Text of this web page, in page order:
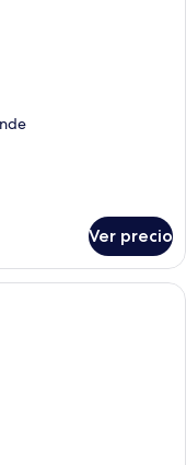
Ver precio
con techo inclinado,